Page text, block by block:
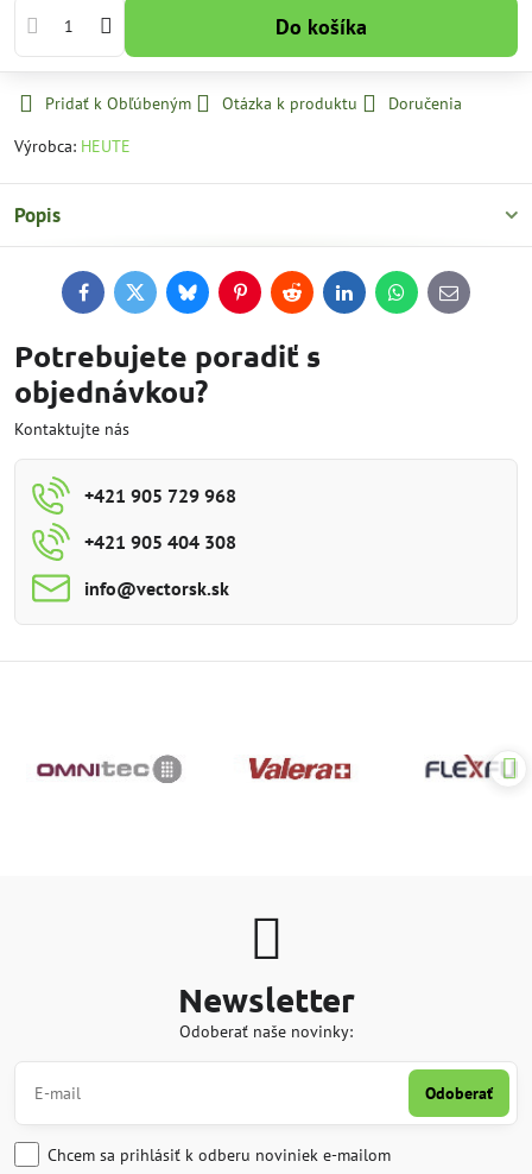
Do košíka
Pridať k Obľúbeným Otázka k produktu
Doručenia
Výrobca: HEUTE
Popis
FacebookTwitterBlueskyPinterestReddit LinkedInWhatsApp
E-
mail
Potrebujete poradiť s
objednávkou?
Kontaktujte nás
+421 905 729 968
+421 905 404 308
info​@vectorsk​.sk
Newsletter
Odoberať naše novinky:
Odoberať
Chcem sa prihlásiť k odberu noviniek e-mailom